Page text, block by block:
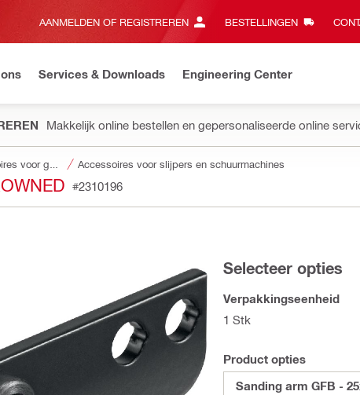
AANMELDEN OF REGISTREREN BESTELLINGEN
Services & Downloads Engineering Center
Makkelijk online bestellen en gepersonaliseerde online
Accessoires voor slijpers en schuurmachines
#2310196
Selecteer opties
Verpakkingseenheid
1 Stk
Product opties
Sanding arm GFB -